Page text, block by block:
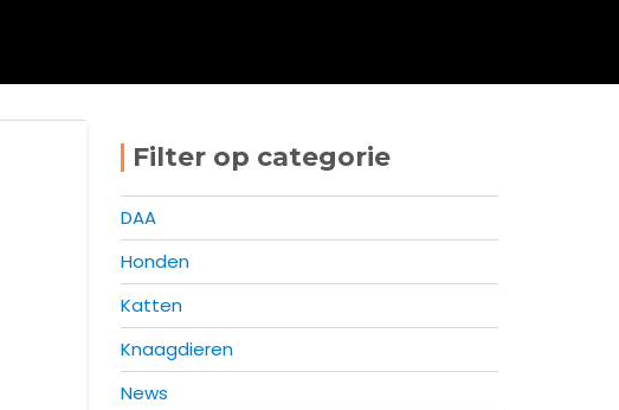
Filter op categorie
DAA
Honden
Katten
Knaagdieren
News